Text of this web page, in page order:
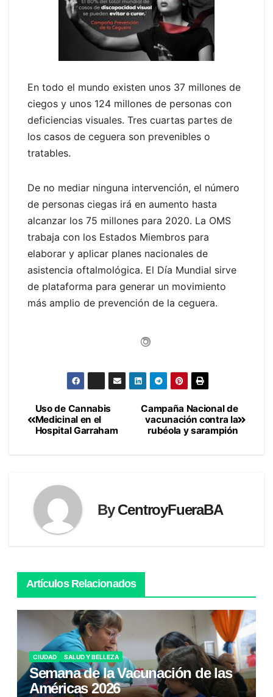
En todo el mundo existen unos 37 millones de
ciegos y unos 124 millones de personas con
deficiencias visuales. Tres cuartas partes de
los casos de ceguera son prevenibles o
tratables.
De no mediar ninguna intervención, el número
de personas ciegas irá en aumento hasta
alcanzar los 75 millones para 2020. La OMS
trabaja con los Estados Miembros para
elaborar y aplicar planes nacionales de
asistencia oftalmológica. El Día Mundial sirve
de plataforma para generar un movimiento
más amplio de prevención de la ceguera.
Navegación
de
Campaña Nacional de
vacunación contra la
rubéola y sarampión
Uso de Cannabis
Medicinal en el
Hospital Garraham
ByCentroyFueraBA
Artículos Relacionados
CIUDAD SALUD Y BELLEZA
Semana de la Vacunación de las
Américas 2026